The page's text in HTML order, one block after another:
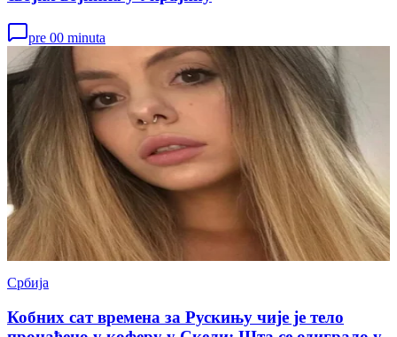
pre 00 minuta
Србија
Кобних сат времена за Рускињу чије је тело